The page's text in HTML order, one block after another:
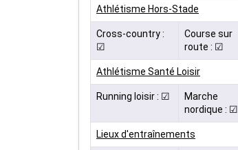
Athlétisme Hors-Stade
Cross-country :
☑
Course sur
route : ☑
Athlétisme Santé Loisir
Running loisir : ☑
Marche
nordique : ☑
Lieux d'entraînements